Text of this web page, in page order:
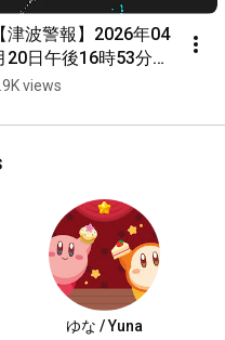
【津波警報】2026年04
20日午後16時53分頃
陸沖で最大震度5強を
views
ゆな / Yuna